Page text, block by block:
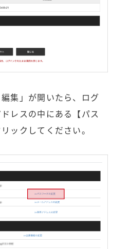
編集」が開いたら、ログ
レスの中にある【パス
ックしてください。